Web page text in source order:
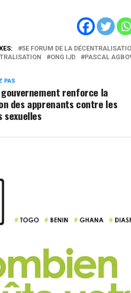
5E FORUM DE LA
ONG IJD PASCAL
PAS
gouvernement renforce la
des apprenants contre les
sexuelles